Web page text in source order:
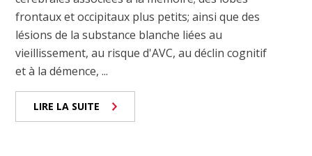
frontaux et occipitaux plus petits; ainsi que des
lésions de la substance blanche liées au
vieillissement, au risque d'AVC, au déclin cognitif
et à la démence, ...
LIRE LA SUITE